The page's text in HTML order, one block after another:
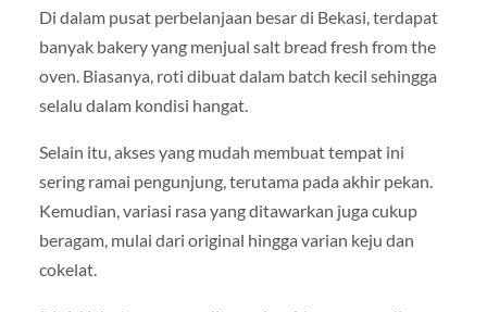
Di dalam pusat perbelanjaan besar di Bekasi, terdapat
banyak bakery yang menjual salt bread fresh from the
oven. Biasanya, roti dibuat dalam batch kecil sehingga
selalu dalam kondisi hangat.
Selain itu, akses yang mudah membuat tempat ini
sering ramai pengunjung, terutama pada akhir pekan.
Kemudian, variasi rasa yang ditawarkan juga cukup
beragam, mulai dari original hingga varian keju dan
cokelat.